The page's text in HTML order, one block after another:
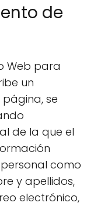
de
Web para
un
se
de la que el
como
y apellidos,
electrónico,